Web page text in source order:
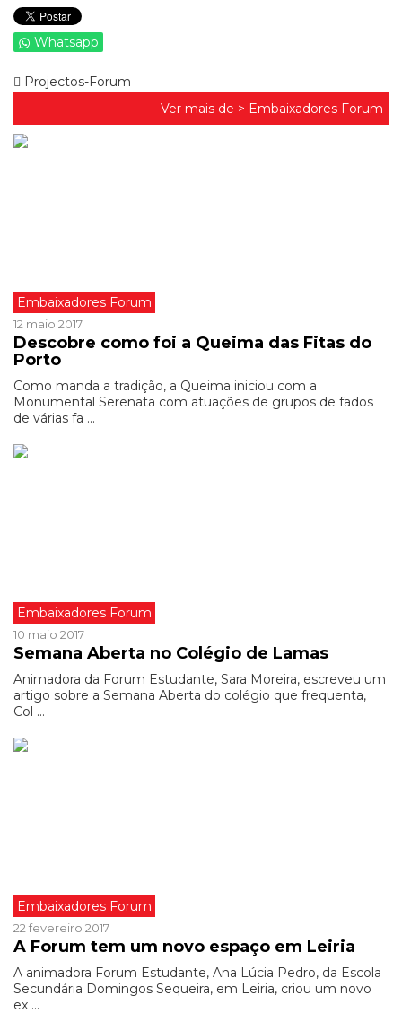
Whatsapp
Projectos-Forum
Ver mais de > Embaixadores Forum
Embaixadores Forum
12 maio 2017
Descobre como foi a Queima das Fitas do
Porto
Como manda a tradição, a Queima iniciou com a
Monumental Serenata com atuações de grupos de fados
de várias fa ...
Embaixadores Forum
10 maio 2017
Semana Aberta no Colégio de Lamas
Animadora da Forum Estudante, Sara Moreira, escreveu um
artigo sobre a Semana Aberta do colégio que frequenta,
Col ...
Embaixadores Forum
22 fevereiro 2017
A Forum tem um novo espaço em Leiria
A animadora Forum Estudante, Ana Lúcia Pedro, da Escola
Secundária Domingos Sequeira, em Leiria, criou um novo
ex ...